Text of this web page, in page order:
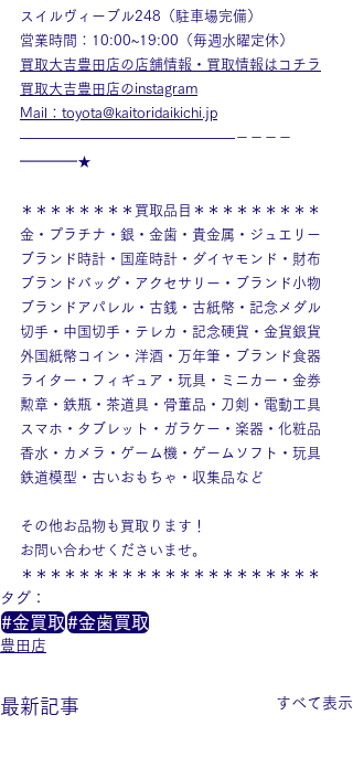
スイルヴィーブル248（駐車場完備）
営業時間：10:00~19:00（毎週水曜定休）
買取大吉豊田店の店舗情報・買取情報はコチラ
買取大吉豊田店のinstagram
Mail：toyota@kaitoridaikichi.jp
———————————————－－－－
━━━━★
＊＊＊＊＊＊＊＊買取品目＊＊＊＊＊＊＊＊＊
金・プラチナ・銀・金歯・貴金属・ジュエリー
ブランド時計・国産時計・ダイヤモンド・財布
ブランドバッグ・アクセサリー・ブランド小物
ブランドアパレル・古銭・古紙幣・記念メダル
切手・中国切手・テレカ・記念硬貨・金貨銀貨
外国紙幣コイン・洋酒・万年筆・ブランド食器
ライター・フィギュア・玩具・ミニカー・金券
勲章・鉄瓶・茶道具・骨董品・刀剣・電動工具
スマホ・タブレット・ガラケー・楽器・化粧品
香水・カメラ・ゲーム機・ゲームソフト・玩具
鉄道模型・古いおもちゃ・収集品など
その他お品物も買取ります！
お問い合わせくださいませ。
＊＊＊＊＊＊＊＊＊＊＊＊＊＊＊＊＊＊＊＊＊
タグ：
#金買取#金歯買取
豊田店
最新記事 すべて表示